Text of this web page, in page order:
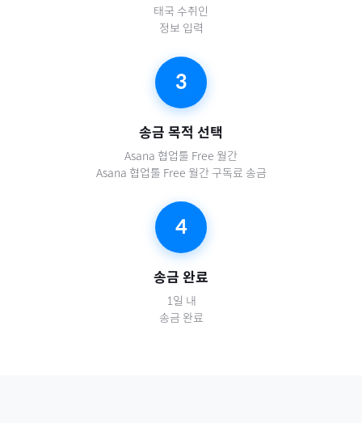
태국 수취인
정보 입력
3
송금 목적 선택
Asana 협업툴 Free 월간
Asana 협업툴 Free 월간 구독료 송금
4
송금 완료
1일 내
송금 완료